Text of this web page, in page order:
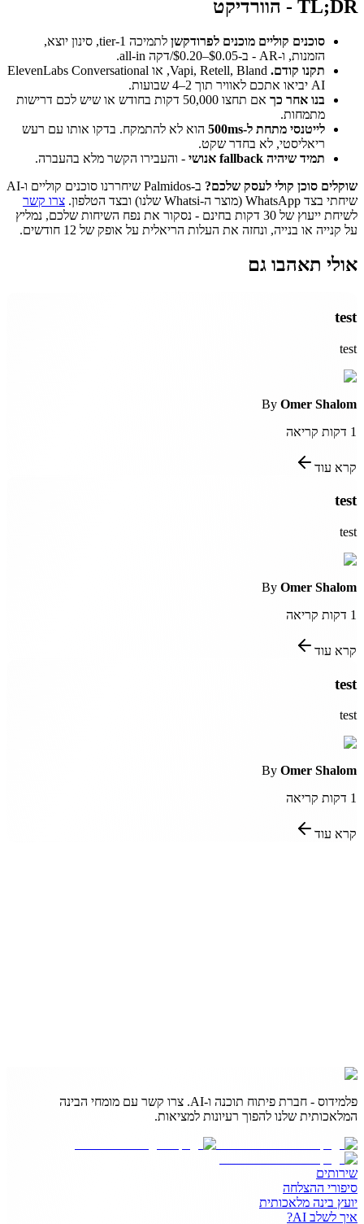
TL;DR - הוורדיקט
סוכנים קוליים מוכנים לפרודקשן
לתמיכה tier-1, סינון יוצא,
הזמנות, ו-AR - ב-$0.05–$0.20/דקה all-in.
תקנו קודם.
Vapi, Retell, Bland, או ElevenLabs Conversational
AI יביאו אתכם לאוויר תוך 2–4 שבועות.
בנו אחר כך
אם תחצו 50,000 דקות בחודש או שיש לכם דרישות
מתמחות.
לייטנסי מתחת ל-500ms
הוא לא להתמקח. בדקו אותו עם רעש
ריאליסטי, לא בחדר שקט.
תמיד שיהיה fallback אנושי
- והעבירו הקשר מלא בהעברה.
שוקלים סוכן קולי לעסק שלכם?
ב-Palmidos שיחררנו סוכנים קוליים ו-AI
שיחתי בצד WhatsApp (מוצר ה-Whatsi שלנו) ובצד הטלפון.
צרו קשר
לשיחת ייעוץ של 30 דקות בחינם - נסקור את נפח השיחות שלכם, נמליץ
על קנייה או בנייה, ונחזה את העלות הריאלית על אופק של 12 חודשים.
אולי תאהבו גם
test
test
By Omer Shalom
1 דקות קריאה
קרא עוד
test
test
By Omer Shalom
1 דקות קריאה
קרא עוד
test
test
By Omer Shalom
1 דקות קריאה
קרא עוד
פלמידוס - חברת פיתוח תוכנה ו-AI. צרו קשר עם מומחי הבינה
המלאכותית שלנו להפוך רעיונות למציאות.
שירותים
סיפורי ההצלחה
יועץ בינה מלאכותית
איך לשלב AI?